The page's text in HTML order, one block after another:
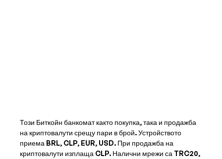
Този Биткойн банкомат както покупка, така и продажба
на криптовалути срещу пари в брой. Устройството
приема BRL, CLP, EUR, USD. При продажба на
криптовалути изплаща CLP. Налични мрежи са TRC20,